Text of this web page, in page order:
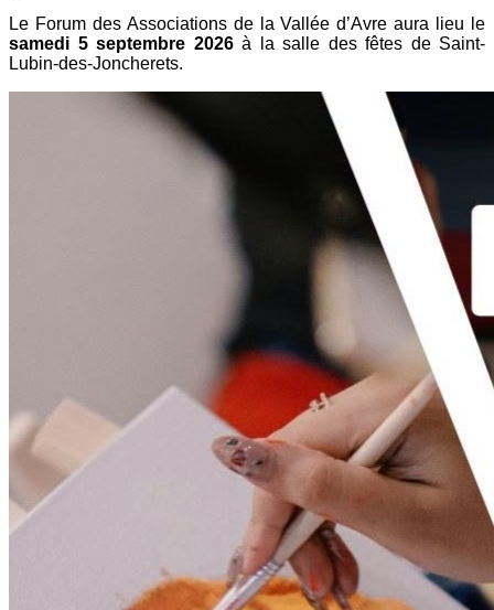
Le Forum des Associations de la Vallée d’Avre aura lieu le
samedi 5 septembre 2026à la salle des fêtes de Saint-
Lubin-des-Joncherets.